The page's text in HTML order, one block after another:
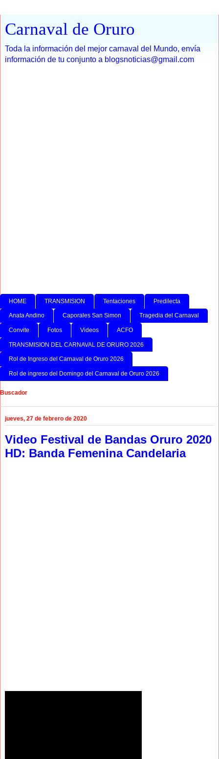
Carnaval de Oruro
Toda la información del mejor carnaval del Mundo, envía
información de tu conjunto a blogsnoticias@gmail.com
HOME TRANSMISION Tentaciones Predilecta
Anata Andino Caporales San Simon Tragedia del Carnaval
Convite Fotos Videos ACFO
TRANSMISION DEL CARNAVAL DE ORURO 2026
Rol de Ingreso del Carnaval de Oruro 2026
Rol de ingreso del Domingo del Carnaval de Oruro 2026
Buscador
jueves, 27 de febrero de 2020
Video Festival de Bandas Oruro 2020
HD: Banda Femenina Candelaria